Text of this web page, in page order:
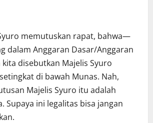
memutuskan rapat, bahwa—
dalam Anggaran Dasar/Anggaran
kita disebutkan Majelis Syuro
di bawah Munas. Nah,
Majelis Syuro itu adalah
Supaya ini legalitas bisa jangan